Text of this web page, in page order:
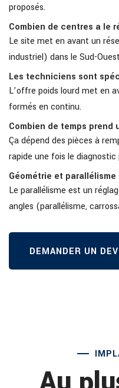
proposés.
Combien de centres a le
Le site met en avant un
industriel) dans le Sud-
Les techniciens sont
L’offre poids lourd met en
formés en continu.
Combien de temps
Ça dépend des pièces à
rapide une fois le diagnostic
Géométrie et parallélisme
Le parallélisme est un
angles (parallélisme,
DEMANDER UN